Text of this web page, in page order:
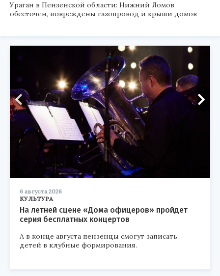
Ураган в Пензенской области: Нижний Ломов
обесточен, повреждены газопровод и крыши домов
6 августа 2026
КУЛЬТУРА
На летней сцене «Дома офицеров» пройдет
серия бесплатных концертов
А в конце августа пензенцы смогут записать
детей в клубные формирования.